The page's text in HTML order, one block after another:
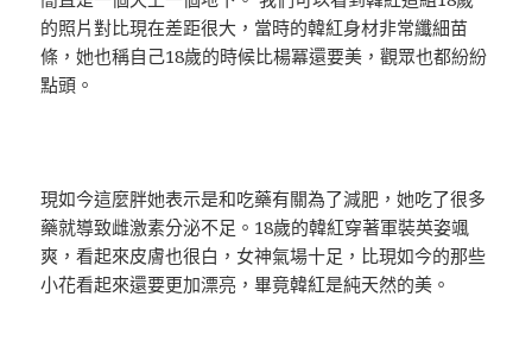
的照片對比現在差距很大，當時的韓紅身材非常纖細苗
條，她也稱自己18歲的時候比楊冪還要美，觀眾也都紛紛
點頭。
現如今這麼胖她表示是和吃藥有關為了減肥，她吃了很多
藥就導致雌激素分泌不足。18歲的韓紅穿著軍裝英姿颯
爽，看起來皮膚也很白，女神氣場十足，比現如今的那些
小花看起來還要更加漂亮，畢竟韓紅是純天然的美。